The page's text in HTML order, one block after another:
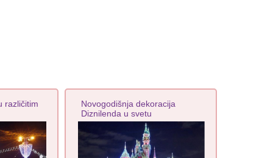
različitim
Novogodišnja dekoracija
Diznilenda u svetu